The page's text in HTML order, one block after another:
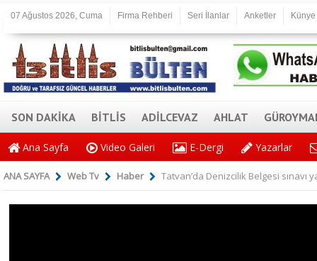
07 Ağustos 2026, Cuma Firma Rehberi Seri İlanlar Anketler Künye
SON DAKİKA BİTLİS ADİLCEVAZ AHLAT
Ana Sayfa Video Galeri E-Dergi Yazarlar
ANA SAYFA Web Tv Haber Tatvan’da Denizcilik Belgesi sınavı